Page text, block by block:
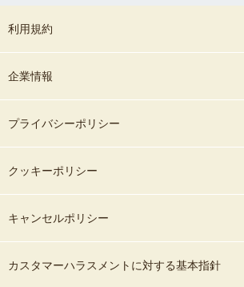
利用規約
企業情報
プライバシーポリシー
クッキーポリシー
キャンセルポリシー
カスタマーハラスメントに対する基本指針